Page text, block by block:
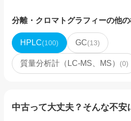
分離・クロマトグラフィーの他
HPLC(100) GC(13)
質量分析計（LC-MS、MS） (0)
中古って大丈夫？そんな不安